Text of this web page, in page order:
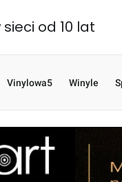
sieci od 10 lat
Vinylowa5 Winyle